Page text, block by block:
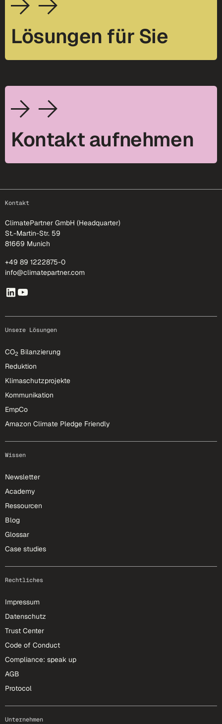
Lösungen für Sie
Kontakt aufnehmen
Kontakt
ClimatePartner GmbH (Headquarter)
St.-Martin-Str. 59
81669 Munich
+49 89 1222875-0
info@climatepartner.com
Unsere Lösungen
CO2 Bilanzierung
Reduktion
Klimaschutzprojekte
Kommunikation
EmpCo
Amazon Climate Pledge Friendly
Wissen
Newsletter
Academy
Ressourcen
Blog
Glossar
Case studies
Rechtliches
Impressum
Datenschutz
Trust Center
Code of Conduct
Compliance: speak up
AGB
Protocol
Unternehmen